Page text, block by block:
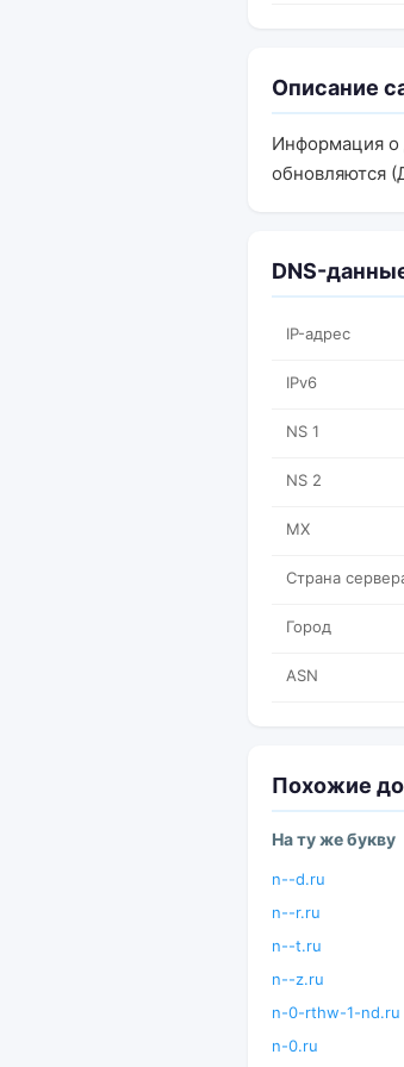
Описание
Информация о
обновляются
DNS-
IP-адрес
IPv6
NS 1
NS 2
MX
Страна
Город
ASN
Похожие
На ту же букву
n--d.ru
n--r.ru
n--t.ru
n--z.ru
n-0-rthw-1-nd.ru
n-0.ru